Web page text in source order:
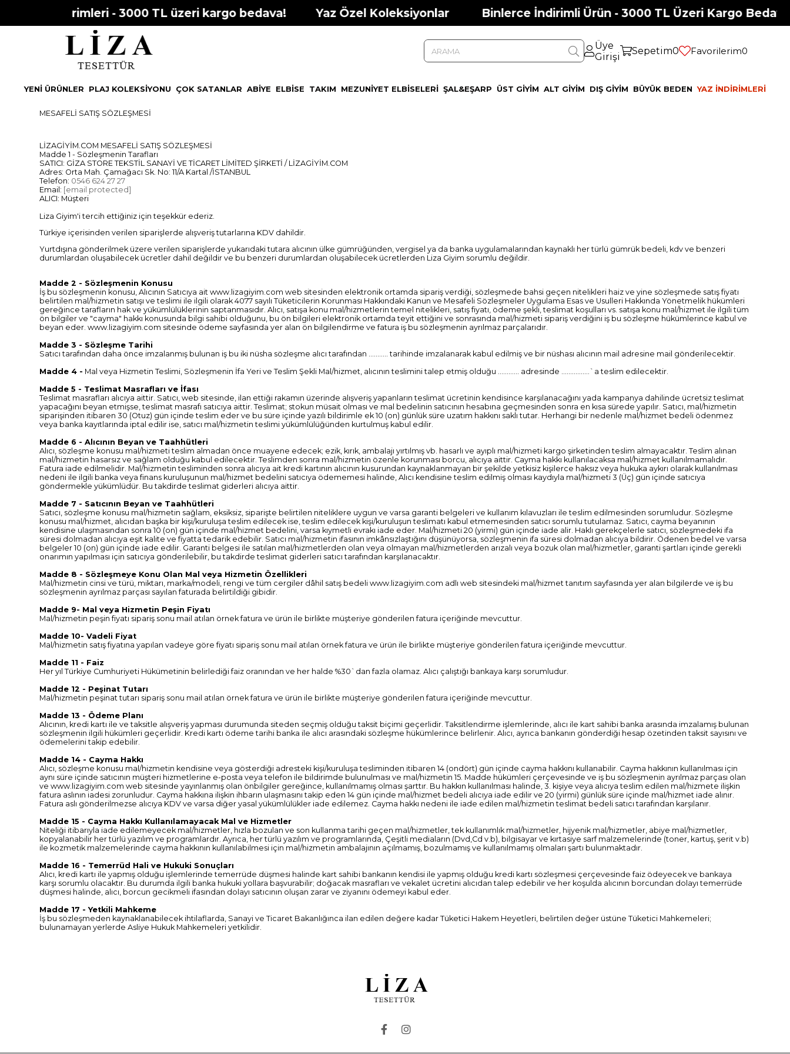
İndirimleri - 3000 TL üzeri kargo bedava! Yaz Özel Koleksiyonlar Binlerce İndirimli Ürün - 3000 TL Üzeri Kargo Bedava!
Üye
Girişi
Sepetim0 Favorilerim0
YENİ ÜRÜNLER PLAJ KOLEKSİYONU ÇOK SATANLAR ABİYE ELBİSE TAKIM MEZUNİYET ELBİSELERİ ŞAL&EŞARP ÜST GİYİM ALT GİYİM DIŞ GİYİM BÜYÜK BEDEN YAZ İNDİRİMLERİ
MESAFELİ SATIŞ SÖZLEŞMESİ
LİZAGİYİM.COM MESAFELİ SATIŞ SÖZLEŞMESİ
Madde 1 - Sözleşmenin Tarafları
SATICI: GİZA STORE TEKSTİL SANAYİ VE TİCARET LİMİTED ŞİRKETİ / LİZAGİYİM.COM
Adres: Orta Mah. Çamağacı Sk. No: 11/A Kartal /İSTANBUL
Telefon: 0546 624 27 27
Email: [email protected]
ALICI: Müşteri
Liza Giyim'i tercih ettiğiniz için teşekkür ederiz.
Türkiye içerisinden verilen siparişlerde alışveriş tutarlarına KDV dahildir.
Yurtdışına gönderilmek üzere verilen siparişlerde yukarıdaki tutara alıcının ülke gümrüğünden, vergisel ya da banka uygulamalarından kaynaklı her türlü gümrük bedeli, kdv ve benzeri
durumlardan oluşabilecek ücretler dahil değildir ve bu benzeri durumlardan oluşabilecek ücretlerden Liza Giyim sorumlu değildir.
Madde 2 - Sözleşmenin Konusu
İş bu sözleşmenin konusu, Alıcının Satıcıya ait www.lizagiyim.com web sitesinden elektronik ortamda sipariş verdiği, sözleşmede bahsi geçen nitelikleri haiz ve yine sözleşmede satış fiyatı
belirtilen mal/hizmetin satışı ve teslimi ile ilgili olarak 4077 sayılı Tüketicilerin Korunması Hakkındaki Kanun ve Mesafeli Sözleşmeler Uygulama Esas ve Usulleri Hakkında Yönetmelik hükümleri
gereğince tarafların hak ve yükümlülüklerinin saptanmasıdır. Alıcı, satışa konu mal/hizmetlerin temel nitelikleri, satış fiyatı, ödeme şekli, teslimat koşulları vs. satışa konu mal/hizmet ile ilgili tüm
ön bilgiler ve "cayma" hakkı konusunda bilgi sahibi olduğunu, bu ön bilgileri elektronik ortamda teyit ettiğini ve sonrasında mal/hizmeti sipariş verdiğini iş bu sözleşme hükümlerince kabul ve
beyan eder. www.lizagiyim.com sitesinde ödeme sayfasında yer alan ön bilgilendirme ve fatura iş bu sözleşmenin ayrılmaz parçalarıdır.
Madde 3 - Sözleşme Tarihi
Satıcı tarafından daha önce imzalanmış bulunan iş bu iki nüsha sözleşme alıcı tarafından ........... tarihinde imzalanarak kabul edilmiş ve bir nüshası alıcının mail adresine mail gönderilecektir.
Madde 4 - Mal veya Hizmetin Teslimi, Sözleşmenin İfa Yeri ve Teslim Şekli Mal/hizmet, alıcının teslimini talep etmiş olduğu ............ adresinde ................`a teslim edilecektir.
Madde 5 - Teslimat Masrafları ve İfası
Teslimat masrafları alıcıya aittir. Satıcı, web sitesinde, ilan ettiği rakamın üzerinde alışveriş yapanların teslimat ücretinin kendisince karşılanacağını yada kampanya dahilinde ücretsiz teslimat
yapacağını beyan etmişse, teslimat masrafı satıcıya aittir. Teslimat; stokun müsait olması ve mal bedelinin satıcının hesabına geçmesinden sonra en kısa sürede yapılır. Satıcı, mal/hizmetin
siparişinden itibaren 30 (Otuz) gün içinde teslim eder ve bu süre içinde yazılı bildirimle ek 10 (on) günlük süre uzatım hakkını saklı tutar. Herhangi bir nedenle mal/hizmet bedeli ödenmez
veya banka kayıtlarında iptal edilir ise, satıcı mal/hizmetin teslimi yükümlülüğünden kurtulmuş kabul edilir.
Madde 6 - Alıcının Beyan ve Taahhütleri
Alıcı, sözleşme konusu mal/hizmeti teslim almadan önce muayene edecek; ezik, kırık, ambalajı yırtılmış vb. hasarlı ve ayıplı mal/hizmeti kargo şirketinden teslim almayacaktır. Teslim alınan
mal/hizmetin hasarsız ve sağlam olduğu kabul edilecektir. Teslimden sonra mal/hizmetin özenle korunması borcu, alıcıya aittir. Cayma hakkı kullanılacaksa mal/hizmet kullanılmamalıdır.
Fatura iade edilmelidir. Mal/hizmetin tesliminden sonra alıcıya ait kredi kartının alıcının kusurundan kaynaklanmayan bir şekilde yetkisiz kişilerce haksız veya hukuka aykırı olarak kullanılması
nedeni ile ilgili banka veya finans kuruluşunun mal/hizmet bedelini satıcıya ödememesi halinde, Alıcı kendisine teslim edilmiş olması kaydıyla mal/hizmeti 3 (Üç) gün içinde satıcıya
göndermekle yükümlüdür. Bu takdirde teslimat giderleri alıcıya aittir.
Madde 7 - Satıcının Beyan ve Taahhütleri
Satıcı, sözleşme konusu mal/hizmetin sağlam, eksiksiz, siparişte belirtilen niteliklere uygun ve varsa garanti belgeleri ve kullanım kılavuzları ile teslim edilmesinden sorumludur. Sözleşme
konusu mal/hizmet, alıcıdan başka bir kişi/kuruluşa teslim edilecek ise, teslim edilecek kişi/kuruluşun teslimatı kabul etmemesinden satıcı sorumlu tutulamaz. Satıcı, cayma beyanının
kendisine ulaşmasından sonra 10 (on) gün içinde mal/hizmet bedelini, varsa kıymetli evrakı iade eder. Mal/hizmeti 20 (yirmi) gün içinde iade alir. Haklı gerekçelerle satıcı, sözleşmedeki ifa
süresi dolmadan alıcıya eşit kalite ve fiyatta tedarik edebilir. Satıcı mal/hizmetin ifasının imkânsızlaştığını düşünüyorsa, sözleşmenin ifa süresi dolmadan alıcıya bildirir. Ödenen bedel ve varsa
belgeler 10 (on) gün içinde iade edilir. Garanti belgesi ile satılan mal/hizmetlerden olan veya olmayan mal/hizmetlerden arızalı veya bozuk olan mal/hizmetler, garanti şartları içinde gerekli
onarımın yapılması için satıcıya gönderilebilir, bu takdirde teslimat giderleri satıcı tarafından karşılanacaktır.
Madde 8 - Sözleşmeye Konu Olan Mal veya Hizmetin Özellikleri
Mal/hizmetin cinsi ve türü, miktarı, marka/modeli, rengi ve tüm cergiler dâhil satış bedeli www.lizagiyim.com adlı web sitesindeki mal/hizmet tanıtım sayfasında yer alan bilgilerde ve iş bu
sözleşmenin ayrılmaz parçası sayılan faturada belirtildiği gibidir.
Madde 9- Mal veya Hizmetin Peşin Fiyatı
Mal/hizmetin peşin fiyatı sipariş sonu mail atılan örnek fatura ve ürün ile birlikte müşteriye gönderilen fatura içeriğinde mevcuttur.
Madde 10- Vadeli Fiyat
Mal/hizmetin satış fiyatına yapılan vadeye göre fiyatı sipariş sonu mail atılan örnek fatura ve ürün ile birlikte müşteriye gönderilen fatura içeriğinde mevcuttur.
Madde 11 - Faiz
Her yıl Türkiye Cumhuriyeti Hükümetinin belirlediği faiz oranından ve her halde %30`dan fazla olamaz. Alıcı çalıştığı bankaya karşı sorumludur.
Madde 12 - Peşinat Tutarı
Mal/hizmetin peşinat tutarı sipariş sonu mail atılan örnek fatura ve ürün ile birlikte müşteriye gönderilen fatura içeriğinde mevcuttur.
Madde 13 - Ödeme Planı
Alıcının, kredi kartı ile ve taksitle alışveriş yapması durumunda siteden seçmiş olduğu taksit biçimi geçerlidir. Taksitlendirme işlemlerinde, alıcı ile kart sahibi banka arasında imzalamış bulunan
sözleşmenin ilgili hükümleri geçerlidir. Kredi kartı ödeme tarihi banka ile alıcı arasındaki sözleşme hükümlerince belirlenir. Alıcı, ayrıca bankanın gönderdiği hesap özetinden taksit sayısını ve
ödemelerini takip edebilir.
Madde 14 - Cayma Hakkı
Alıcı, sözleşme konusu mal/hizmetin kendisine veya gösterdiği adresteki kişi/kuruluşa tesliminden itibaren 14 (ondört) gün içinde cayma hakkını kullanabilir. Cayma hakkının kullanılması için
aynı süre içinde satıcının müşteri hizmetlerine e-posta veya telefon ile bildirimde bulunulması ve mal/hizmetin 15. Madde hükümleri çerçevesinde ve iş bu sözleşmenin ayrılmaz parçası olan
ve www.lizagiyim.com web sitesinde yayınlanmış olan önbilgiler gereğince, kullanılmamış olması şarttır. Bu hakkın kullanılması halinde, 3. kişiye veya alıcıya teslim edilen mal/hizmete ilişkin
fatura aslının iadesi zorunludur. Cayma hakkına ilişkin ihbarın ulaşmasını takip eden 14 gün içinde mal/hizmet bedeli alıcıya iade edilir ve 20 (yirmi) günlük süre içinde mal/hizmet iade alınır.
Fatura aslı gönderilmezse alıcıya KDV ve varsa diğer yasal yükümlülükler iade edilemez. Cayma hakkı nedeni ile iade edilen mal/hizmetin teslimat bedeli satıcı tarafından karşılanır.
Madde 15 - Cayma Hakkı Kullanılamayacak Mal ve Hizmetler
Niteliği itibarıyla iade edilemeyecek mal/hizmetler, hızla bozulan ve son kullanma tarihi geçen mal/hizmetler, tek kullanımlık mal/hizmetler, hijyenik mal/hizmetler, abiye mal/hizmetler,
kopyalanabilir her türlü yazılım ve programlardır. Ayrıca, her türlü yazılım ve programlarında, Çeşitli mediaların (Dvd,Cd v.b), bilgisayar ve kırtasiye sarf malzemelerinde (toner, kartuş, şerit v.b)
ile kozmetik malzemelerinde cayma hakkının kullanılabilmesi için mal/hizmetin ambalajının açılmamış, bozulmamış ve kullanılmamış olmaları şartı bulunmaktadır.
Madde 16 - Temerrüd Hali ve Hukuki Sonuçları
Alıcı, kredi kartı ile yapmış olduğu işlemlerinde temerrüde düşmesi halinde kart sahibi bankanın kendisi ile yapmış olduğu kredi kartı sözleşmesi çerçevesinde faiz ödeyecek ve bankaya
karşı sorumlu olacaktır. Bu durumda ilgili banka hukuki yollara başvurabilir; doğacak masrafları ve vekalet ücretini alıcıdan talep edebilir ve her koşulda alıcının borcundan dolayı temerrüde
düşmesi halinde, alıcı, borcun gecikmeli ifasından dolayı satıcının oluşan zarar ve ziyanını ödemeyi kabul eder.
Madde 17 - Yetkili Mahkeme
İş bu sözleşmeden kaynaklanabilecek ihtilaflarda, Sanayi ve Ticaret Bakanlığınca ilan edilen değere kadar Tüketici Hakem Heyetleri, belirtilen değer üstüne Tüketici Mahkemeleri;
bulunamayan yerlerde Asliye Hukuk Mahkemeleri yetkilidir.